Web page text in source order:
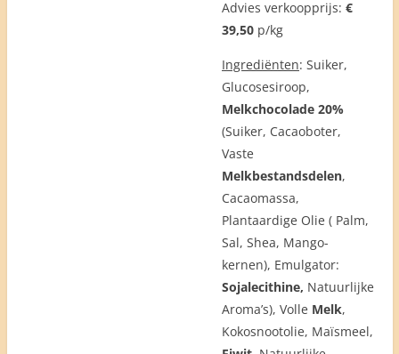
Advies verkoopprijs: €
39,50 p/kg
Ingrediënten: Suiker,
Glucosesiroop,
Melkchocolade 20%
(Suiker, Cacaoboter,
Vaste
Melkbestandsdelen,
Cacaomassa,
Plantaardige Olie ( Palm,
Sal, Shea, Mango-
kernen), Emulgator:
Sojalecithine, Natuurlijke
Aroma’s), Volle Melk,
Kokosnootolie, Maïsmeel,